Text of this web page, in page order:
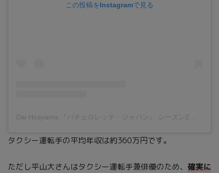
この投稿をInstagramで見る
タクシー運転手の平均年収は約360万円です。
ただし平山大さんはタクシー運転手兼俳優のため、 確実に